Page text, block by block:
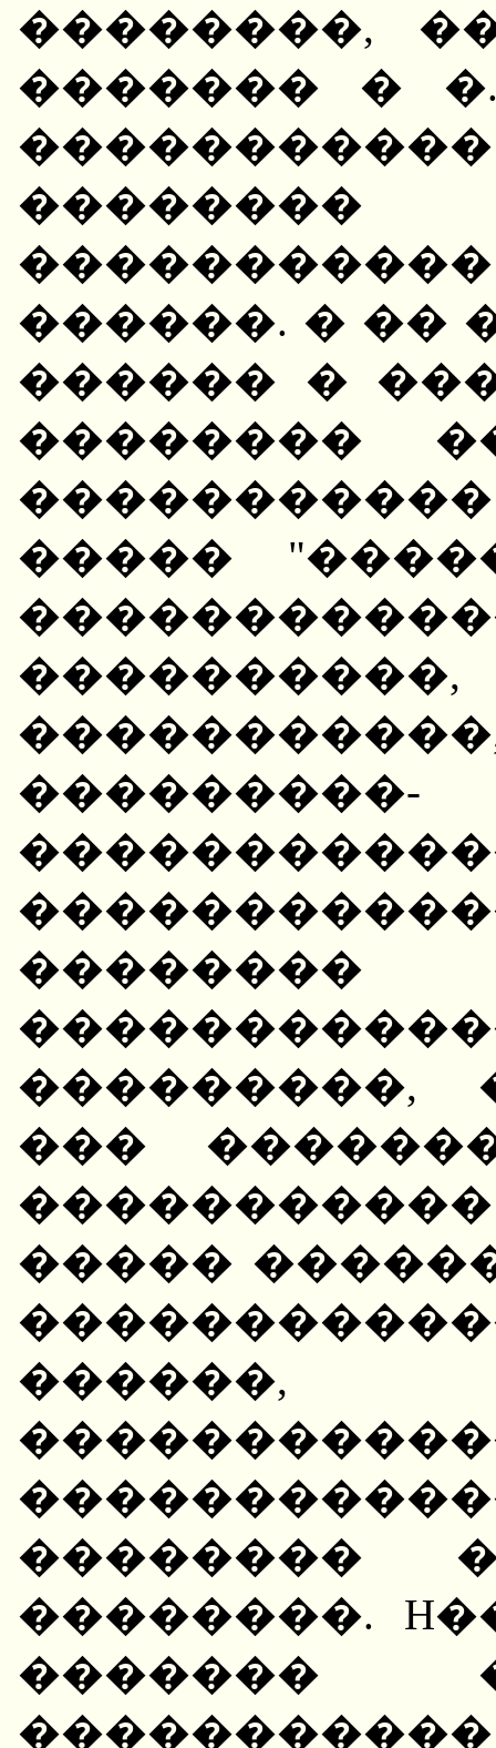
��������,
������� �
������. � ��
������ �
��������
�����
���������,
���
�����
������,
��������
��������.
�������